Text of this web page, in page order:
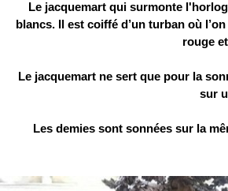
Le jacquemart qui surmonte
blancs. Il est coiffé d’un turban où
rouge
Le jacquemart ne sert que pour la
sur
Les demies sont sonnées sur la